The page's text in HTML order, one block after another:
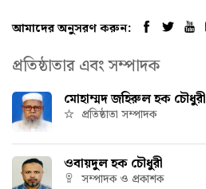
আমাদের অনুসরণ করুন:
প্রতিষ্ঠাতার এবং সম্পাদক
মোহাম্মদ জহিরুল হক চৌধুরী
প্রতিষ্ঠাতা সম্পাদক
ওবায়দুল হক চৌধুরী
সম্পাদক ও প্রকাশক